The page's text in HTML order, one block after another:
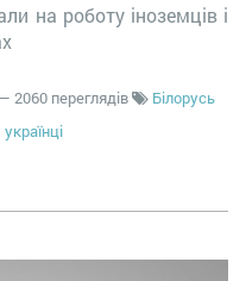
на роботу іноземців і
— 2060 переглядів
Білорусь
українці